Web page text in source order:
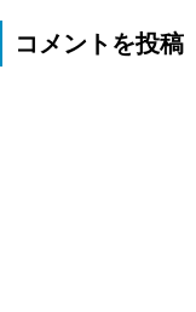
コメントを投稿